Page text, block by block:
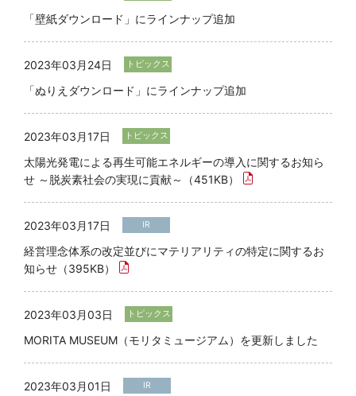
「壁紙ダウンロード」にラインナップ追加
2023年03月24日 トピックス
「ぬりえダウンロード」にラインナップ追加
2023年03月17日 トピックス
太陽光発電による再生可能エネルギーの導入に関するお知ら
せ ～脱炭素社会の実現に貢献～（451KB）
2023年03月17日 IR
経営理念体系の改定並びにマテリアリティの特定に関するお
知らせ（395KB）
2023年03月03日 トピックス
MORITA MUSEUM（モリタミュージアム）を更新しました
2023年03月01日 IR